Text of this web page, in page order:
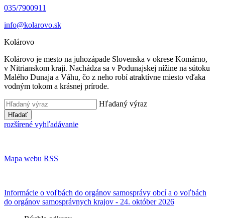
035/7900911
info@kolarovo.sk
Kolárovo
Kolárovo je mesto na juhozápade Slovenska v okrese Komárno,
v Nitrianskom kraji. Nachádza sa v Podunajskej nížine na sútoku
Malého Dunaja a Váhu, čo z neho robí atraktívne miesto vďaka
vodným tokom a krásnej prírode.
Hľadaný výraz
Hľadať
rozšírené vyhľadávanie
Mapa webu RSS
Informácie o voľbách do orgánov samosprávy obcí a o voľbách
do orgánov samosprávnych krajov - 24. október 2026